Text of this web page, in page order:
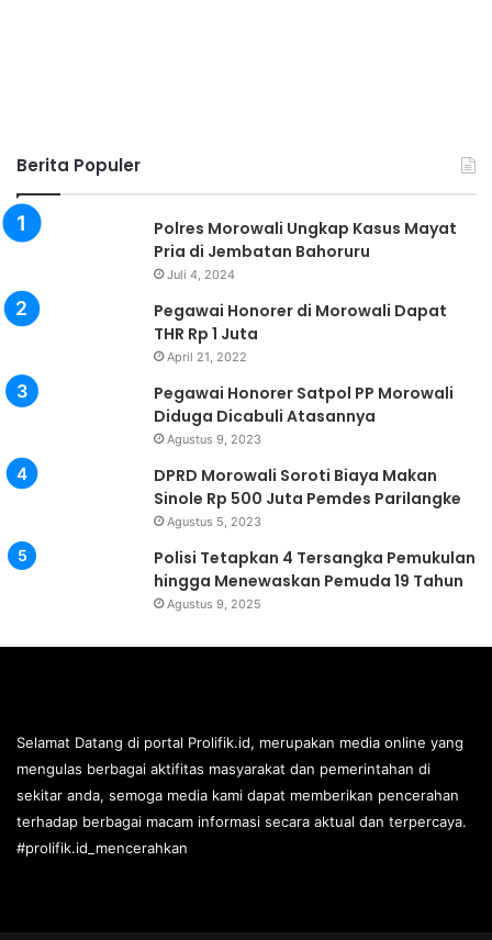
Berita Populer
Polres Morowali Ungkap Kasus Mayat
Pria di Jembatan Bahoruru
Juli 4, 2024
Pegawai Honorer di Morowali Dapat
THR Rp 1 Juta
April 21, 2022
Pegawai Honorer Satpol PP Morowali
Diduga Dicabuli Atasannya
Agustus 9, 2023
DPRD Morowali Soroti Biaya Makan
Sinole Rp 500 Juta Pemdes Parilangke
Agustus 5, 2023
Polisi Tetapkan 4 Tersangka Pemukulan
hingga Menewaskan Pemuda 19 Tahun
Agustus 9, 2025
Selamat Datang di portal Prolifik.id, merupakan media online yang
mengulas berbagai aktifitas masyarakat dan pemerintahan di
sekitar anda, semoga media kami dapat memberikan pencerahan
terhadap berbagai macam informasi secara aktual dan terpercaya.
#prolifik.id_mencerahkan